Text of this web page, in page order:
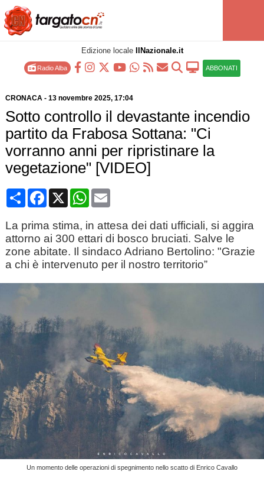
Edizione locale IlNazionale.it
Radio Alba ABBONATI
CRONACA- 13 novembre 2025, 17:04
Sotto controllo il devastante incendio
partito da Frabosa Sottana: "Ci
vorranno anni per ripristinare la
vegetazione" [VIDEO]
CondividiFacebook
X WhatsApp
Email
La prima stima, in attesa dei dati ufficiali, si aggira
attorno ai 300 ettari di bosco bruciati. Salve le
zone abitate. Il sindaco Adriano Bertolino: "Grazie
a chi è intervenuto per il nostro territorio”
Un momento delle operazioni di spegnimento nello scatto di Enrico Cavallo